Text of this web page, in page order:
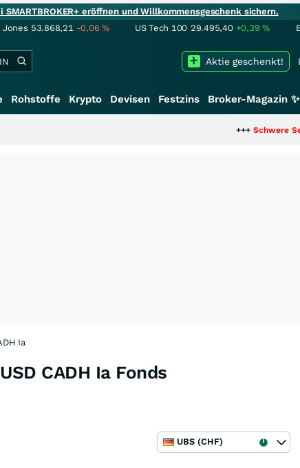
eröffnen und Willkommensgeschenk sichern.
Jones 53.868,21 -0,06% US Tech 100 29.495,40 +0,39%
Aktie geschenkt!
Rohstoffe Krypto Devisen Festzins Broker-Magazin ✨
Schwere Seltene
Ia
CADH Ia Fonds
UBS (CHF)